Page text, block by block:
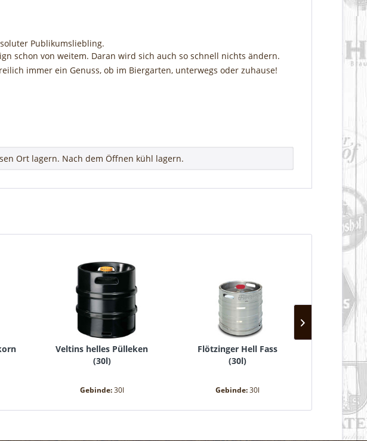
Publikumsliebling.
schon von weitem. Daran wird sich auch so schnell nichts ändern.
immer ein Genuss, ob im Biergarten, unterwegs oder zuhause!
Ort lagern. Nach dem Öffnen kühl lagern.
Veltins helles Pülleken
(30l)
Gebinde:30l
Flötzinger Hell Fass
(30l)
Gebinde:30l
(